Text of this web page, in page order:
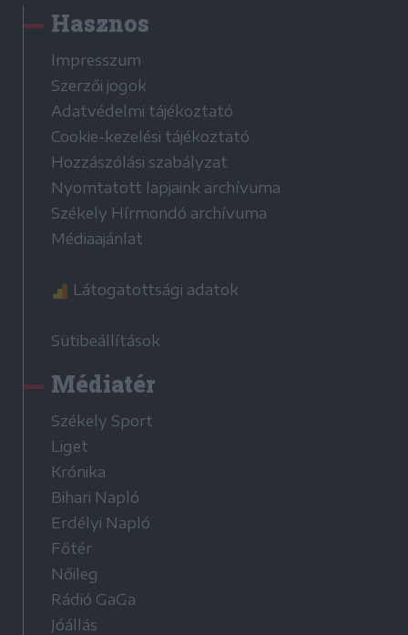
Hasznos
Impresszum
Szerzői jogok
Adatvédelmi tájékoztató
Cookie-kezelési tájékoztató
Hozzászólási szabályzat
Nyomtatott lapjaink archívuma
Székely Hírmondó archívuma
Médiaajánlat
Látogatottsági adatok
Sütibeállítások
Médiatér
Székely Sport
Liget
Krónika
Bihari Napló
Erdélyi Napló
Főtér
Nőileg
Rádió GaGa
Jóállás